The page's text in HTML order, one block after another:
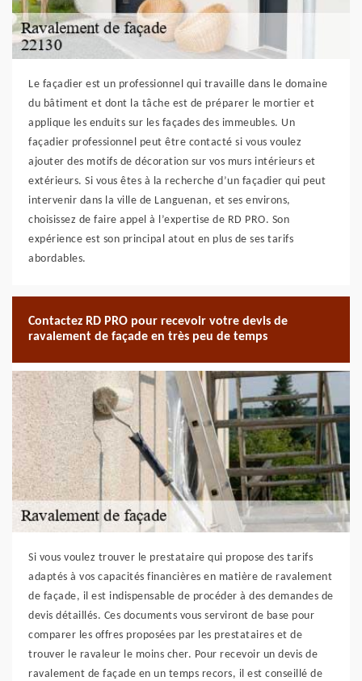
Le façadier est un professionnel qui travaille dans le domaine
du bâtiment et dont la tâche est de préparer le mortier et
applique les enduits sur les façades des immeubles. Un
façadier professionnel peut être contacté si vous voulez
ajouter des motifs de décoration sur vos murs intérieurs et
extérieurs. Si vous êtes à la recherche d’un façadier qui peut
intervenir dans la ville de Languenan, et ses environs,
choisissez de faire appel à l’expertise de RD PRO. Son
expérience est son principal atout en plus de ses tarifs
abordables.
Contactez RD PRO pour recevoir votre devis de
ravalement de façade en très peu de temps
Si vous voulez trouver le prestataire qui propose des tarifs
adaptés à vos capacités financières en matière de ravalement
de façade, il est indispensable de procéder à des demandes de
devis détaillés. Ces documents vous serviront de base pour
comparer les offres proposées par les prestataires et de
trouver le ravaleur le moins cher. Pour recevoir un devis de
ravalement de façade en un temps recors, il est conseillé de